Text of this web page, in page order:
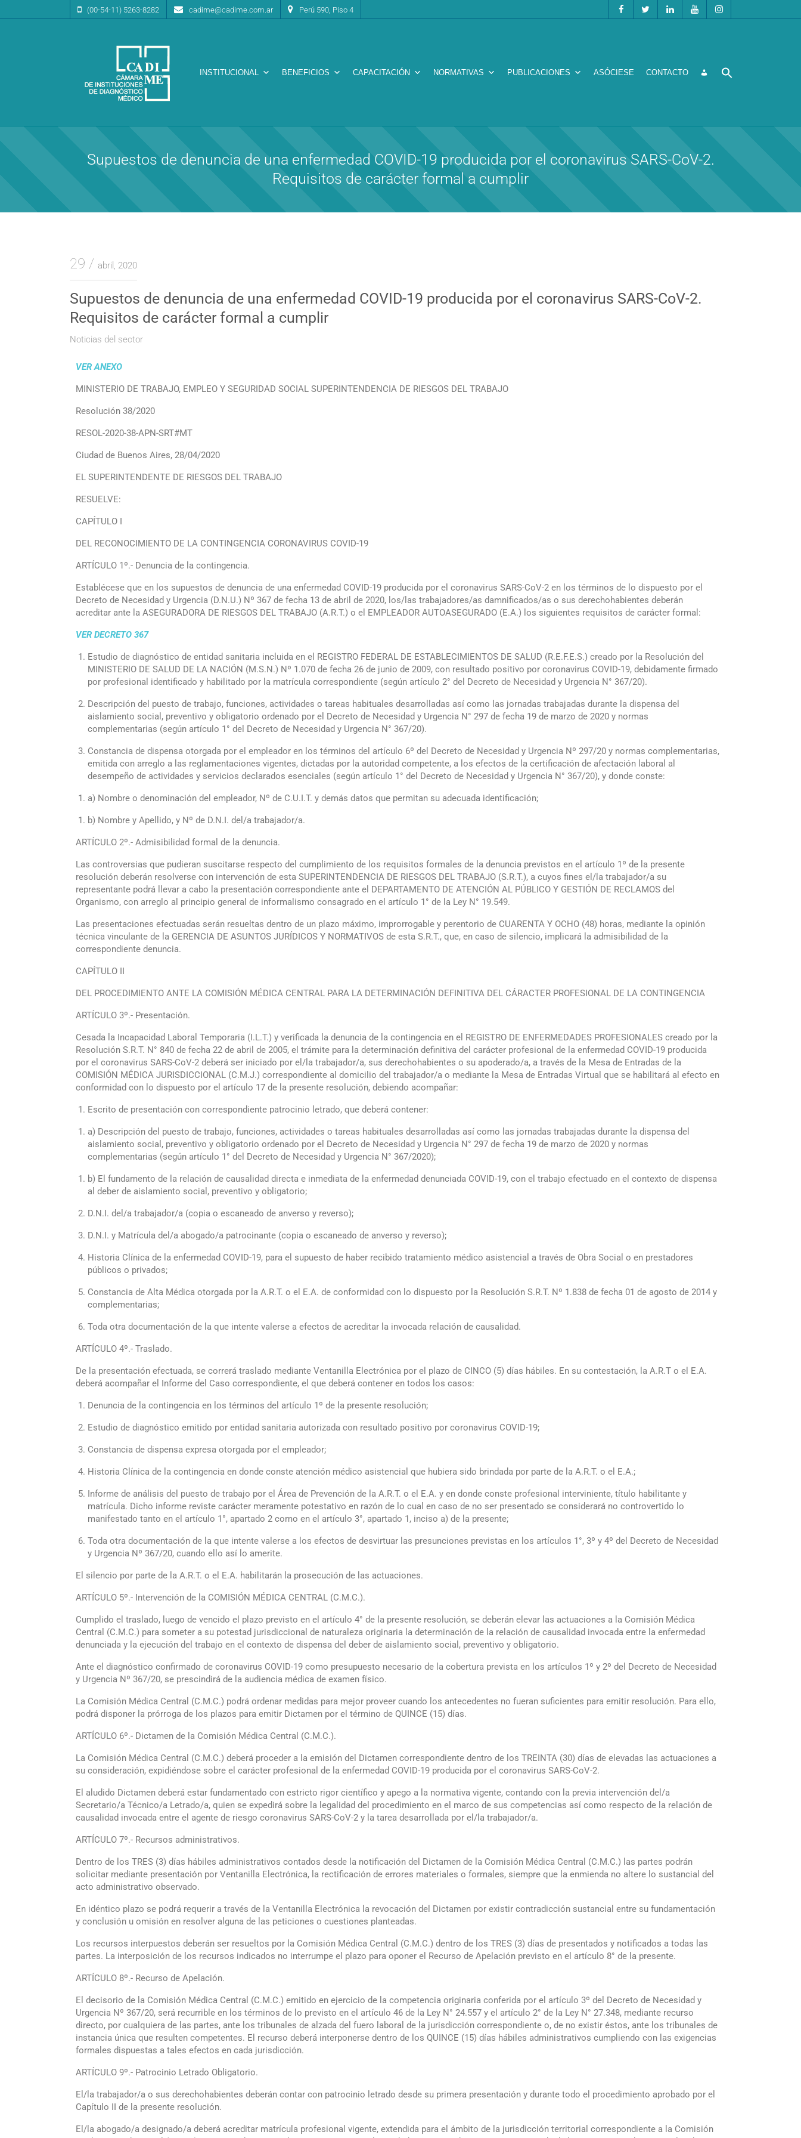
(00-54-11) 5263-8282 cadime@cadime.com.ar Perú 590, Piso 4
CA.DI.ME.
Cámara de Instituciones de Diagnóstico Médico
INSTITUCIONAL BENEFICIOS CAPACITACIÓN NORMATIVAS PUBLICACIONES ASÓCIESE CONTACTO
Supuestos de denuncia de una enfermedad COVID-19 producida por el coronavirus SARS-CoV-2.
Requisitos de carácter formal a cumplir
29 abril, 2020
Supuestos de denuncia de una enfermedad COVID-19 producida por el coronavirus SARS-CoV-2.
Requisitos de carácter formal a cumplir
Noticias del sector
VER ANEXO
MINISTERIO DE TRABAJO, EMPLEO Y SEGURIDAD SOCIAL SUPERINTENDENCIA DE RIESGOS DEL TRABAJO
Resolución 38/2020
RESOL-2020-38-APN-SRT#MT
Ciudad de Buenos Aires, 28/04/2020
EL SUPERINTENDENTE DE RIESGOS DEL TRABAJO
RESUELVE:
CAPÍTULO I
DEL RECONOCIMIENTO DE LA CONTINGENCIA CORONAVIRUS COVID-19
ARTÍCULO 1º.- Denuncia de la contingencia.
Establécese que en los supuestos de denuncia de una enfermedad COVID-19 producida por el coronavirus SARS-CoV-2 en los términos de lo dispuesto por el
Decreto de Necesidad y Urgencia (D.N.U.) Nº 367 de fecha 13 de abril de 2020, los/las trabajadores/as damnificados/as o sus derechohabientes deberán
acreditar ante la ASEGURADORA DE RIESGOS DEL TRABAJO (A.R.T.) o el EMPLEADOR AUTOASEGURADO (E.A.) los siguientes requisitos de carácter formal:
VER DECRETO 367
Estudio de diagnóstico de entidad sanitaria incluida en el REGISTRO FEDERAL DE ESTABLECIMIENTOS DE SALUD (R.E.F.E.S.) creado por la Resolución del
MINISTERIO DE SALUD DE LA NACIÓN (M.S.N.) Nº 1.070 de fecha 26 de junio de 2009, con resultado positivo por coronavirus COVID-19, debidamente firmado
por profesional identificado y habilitado por la matrícula correspondiente (según artículo 2° del Decreto de Necesidad y Urgencia N° 367/20).
Descripción del puesto de trabajo, funciones, actividades o tareas habituales desarrolladas así como las jornadas trabajadas durante la dispensa del
aislamiento social, preventivo y obligatorio ordenado por el Decreto de Necesidad y Urgencia N° 297 de fecha 19 de marzo de 2020 y normas
complementarias (según artículo 1° del Decreto de Necesidad y Urgencia N° 367/20).
Constancia de dispensa otorgada por el empleador en los términos del artículo 6º del Decreto de Necesidad y Urgencia Nº 297/20 y normas complementarias,
emitida con arreglo a las reglamentaciones vigentes, dictadas por la autoridad competente, a los efectos de la certificación de afectación laboral al
desempeño de actividades y servicios declarados esenciales (según artículo 1° del Decreto de Necesidad y Urgencia N° 367/20), y donde conste:
a) Nombre o denominación del empleador, Nº de C.U.I.T. y demás datos que permitan su adecuada identificación;
b) Nombre y Apellido, y Nº de D.N.I. del/a trabajador/a.
ARTÍCULO 2º.- Admisibilidad formal de la denuncia.
Las controversias que pudieran suscitarse respecto del cumplimiento de los requisitos formales de la denuncia previstos en el artículo 1º de la presente
resolución deberán resolverse con intervención de esta SUPERINTENDENCIA DE RIESGOS DEL TRABAJO (S.R.T.), a cuyos fines el/la trabajador/a su
representante podrá llevar a cabo la presentación correspondiente ante el DEPARTAMENTO DE ATENCIÓN AL PÚBLICO Y GESTIÓN DE RECLAMOS del
Organismo, con arreglo al principio general de informalismo consagrado en el artículo 1° de la Ley N° 19.549.
Las presentaciones efectuadas serán resueltas dentro de un plazo máximo, improrrogable y perentorio de CUARENTA Y OCHO (48) horas, mediante la opinión
técnica vinculante de la GERENCIA DE ASUNTOS JURÍDICOS Y NORMATIVOS de esta S.R.T., que, en caso de silencio, implicará la admisibilidad de la
correspondiente denuncia.
CAPÍTULO II
DEL PROCEDIMIENTO ANTE LA COMISIÓN MÉDICA CENTRAL PARA LA DETERMINACIÓN DEFINITIVA DEL CÁRACTER PROFESIONAL DE LA CONTINGENCIA
ARTÍCULO 3º.- Presentación.
Cesada la Incapacidad Laboral Temporaria (I.L.T.) y verificada la denuncia de la contingencia en el REGISTRO DE ENFERMEDADES PROFESIONALES creado por la
Resolución S.R.T. N° 840 de fecha 22 de abril de 2005, el trámite para la determinación definitiva del carácter profesional de la enfermedad COVID-19 producida
por el coronavirus SARS-CoV-2 deberá ser iniciado por el/la trabajador/a, sus derechohabientes o su apoderado/a, a través de la Mesa de Entradas de la
COMISIÓN MÉDICA JURISDICCIONAL (C.M.J.) correspondiente al domicilio del trabajador/a o mediante la Mesa de Entradas Virtual que se habilitará al efecto en
conformidad con lo dispuesto por el artículo 17 de la presente resolución, debiendo acompañar:
Escrito de presentación con correspondiente patrocinio letrado, que deberá contener:
a) Descripción del puesto de trabajo, funciones, actividades o tareas habituales desarrolladas así como las jornadas trabajadas durante la dispensa del
aislamiento social, preventivo y obligatorio ordenado por el Decreto de Necesidad y Urgencia N° 297 de fecha 19 de marzo de 2020 y normas
complementarias (según artículo 1° del Decreto de Necesidad y Urgencia N° 367/2020);
b) El fundamento de la relación de causalidad directa e inmediata de la enfermedad denunciada COVID-19, con el trabajo efectuado en el contexto de dispensa
al deber de aislamiento social, preventivo y obligatorio;
D.N.I. del/a trabajador/a (copia o escaneado de anverso y reverso);
D.N.I. y Matrícula del/a abogado/a patrocinante (copia o escaneado de anverso y reverso);
Historia Clínica de la enfermedad COVID-19, para el supuesto de haber recibido tratamiento médico asistencial a través de Obra Social o en prestadores
públicos o privados;
Constancia de Alta Médica otorgada por la A.R.T. o el E.A. de conformidad con lo dispuesto por la Resolución S.R.T. Nº 1.838 de fecha 01 de agosto de 2014 y
complementarias;
Toda otra documentación de la que intente valerse a efectos de acreditar la invocada relación de causalidad.
ARTÍCULO 4º.- Traslado.
De la presentación efectuada, se correrá traslado mediante Ventanilla Electrónica por el plazo de CINCO (5) días hábiles. En su contestación, la A.R.T o el E.A.
deberá acompañar el Informe del Caso correspondiente, el que deberá contener en todos los casos:
Denuncia de la contingencia en los términos del artículo 1º de la presente resolución;
Estudio de diagnóstico emitido por entidad sanitaria autorizada con resultado positivo por coronavirus COVID-19;
Constancia de dispensa expresa otorgada por el empleador;
Historia Clínica de la contingencia en donde conste atención médico asistencial que hubiera sido brindada por parte de la A.R.T. o el E.A.;
Informe de análisis del puesto de trabajo por el Área de Prevención de la A.R.T. o el E.A. y en donde conste profesional interviniente, título habilitante y
matrícula. Dicho informe reviste carácter meramente potestativo en razón de lo cual en caso de no ser presentado se considerará no controvertido lo
manifestado tanto en el artículo 1°, apartado 2 como en el artículo 3°, apartado 1, inciso a) de la presente;
Toda otra documentación de la que intente valerse a los efectos de desvirtuar las presunciones previstas en los artículos 1°, 3º y 4º del Decreto de Necesidad
y Urgencia Nº 367/20, cuando ello así lo amerite.
El silencio por parte de la A.R.T. o el E.A. habilitarán la prosecución de las actuaciones.
ARTÍCULO 5º.- Intervención de la COMISIÓN MÉDICA CENTRAL (C.M.C.).
Cumplido el traslado, luego de vencido el plazo previsto en el artículo 4° de la presente resolución, se deberán elevar las actuaciones a la Comisión Médica
Central (C.M.C.) para someter a su potestad jurisdiccional de naturaleza originaria la determinación de la relación de causalidad invocada entre la enfermedad
denunciada y la ejecución del trabajo en el contexto de dispensa del deber de aislamiento social, preventivo y obligatorio.
Ante el diagnóstico confirmado de coronavirus COVID-19 como presupuesto necesario de la cobertura prevista en los artículos 1º y 2º del Decreto de Necesidad
y Urgencia Nº 367/20, se prescindirá de la audiencia médica de examen físico.
La Comisión Médica Central (C.M.C.) podrá ordenar medidas para mejor proveer cuando los antecedentes no fueran suficientes para emitir resolución. Para ello,
podrá disponer la prórroga de los plazos para emitir Dictamen por el término de QUINCE (15) días.
ARTÍCULO 6º.- Dictamen de la Comisión Médica Central (C.M.C.).
La Comisión Médica Central (C.M.C.) deberá proceder a la emisión del Dictamen correspondiente dentro de los TREINTA (30) días de elevadas las actuaciones a
su consideración, expidiéndose sobre el carácter profesional de la enfermedad COVID-19 producida por el coronavirus SARS-CoV-2.
El aludido Dictamen deberá estar fundamentado con estricto rigor científico y apego a la normativa vigente, contando con la previa intervención del/a
Secretario/a Técnico/a Letrado/a, quien se expedirá sobre la legalidad del procedimiento en el marco de sus competencias así como respecto de la relación de
causalidad invocada entre el agente de riesgo coronavirus SARS-CoV-2 y la tarea desarrollada por el/la trabajador/a.
ARTÍCULO 7º.- Recursos administrativos.
Dentro de los TRES (3) días hábiles administrativos contados desde la notificación del Dictamen de la Comisión Médica Central (C.M.C.) las partes podrán
solicitar mediante presentación por Ventanilla Electrónica, la rectificación de errores materiales o formales, siempre que la enmienda no altere lo sustancial del
acto administrativo observado.
En idéntico plazo se podrá requerir a través de la Ventanilla Electrónica la revocación del Dictamen por existir contradicción sustancial entre su fundamentación
y conclusión u omisión en resolver alguna de las peticiones o cuestiones planteadas.
Los recursos interpuestos deberán ser resueltos por la Comisión Médica Central (C.M.C.) dentro de los TRES (3) días de presentados y notificados a todas las
partes. La interposición de los recursos indicados no interrumpe el plazo para oponer el Recurso de Apelación previsto en el artículo 8° de la presente.
ARTÍCULO 8º.- Recurso de Apelación.
El decisorio de la Comisión Médica Central (C.M.C.) emitido en ejercicio de la competencia originaria conferida por el artículo 3º del Decreto de Necesidad y
Urgencia Nº 367/20, será recurrible en los términos de lo previsto en el artículo 46 de la Ley N° 24.557 y el artículo 2° de la Ley N° 27.348, mediante recurso
directo, por cualquiera de las partes, ante los tribunales de alzada del fuero laboral de la jurisdicción correspondiente o, de no existir éstos, ante los tribunales de
instancia única que resulten competentes. El recurso deberá interponerse dentro de los QUINCE (15) días hábiles administrativos cumpliendo con las exigencias
formales dispuestas a tales efectos en cada jurisdicción.
ARTÍCULO 9º.- Patrocinio Letrado Obligatorio.
El/la trabajador/a o sus derechohabientes deberán contar con patrocinio letrado desde su primera presentación y durante todo el procedimiento aprobado por el
Capítulo II de la presente resolución.
El/la abogado/a designado/a deberá acreditar matrícula profesional vigente, extendida para el ámbito de la jurisdicción territorial correspondiente a la Comisión